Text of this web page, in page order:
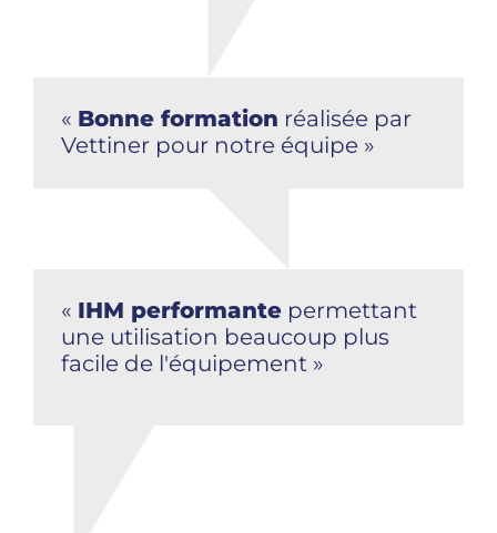
« Bonne formation réalisée par
Vettiner pour notre équipe »
« IHM performante permettant
une utilisation beaucoup plus
facile de l'équipement »